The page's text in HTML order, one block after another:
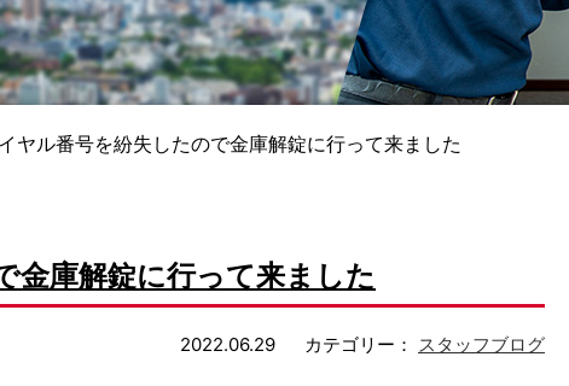
ヤル番号を紛失したので金庫解錠に行って来ました
金庫解錠に行って来ました
2022.06.29 カテゴリー： スタッフブログ